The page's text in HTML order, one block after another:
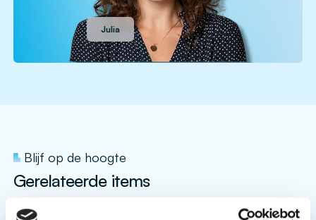
Julia
Blijf op de hoogte
Gerelateerde items